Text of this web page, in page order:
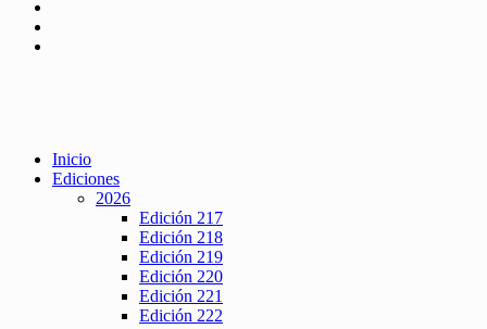
Inicio
Ediciones
2026
Edición 217
Edición 218
Edición 219
Edición 220
Edición 221
Edición 222